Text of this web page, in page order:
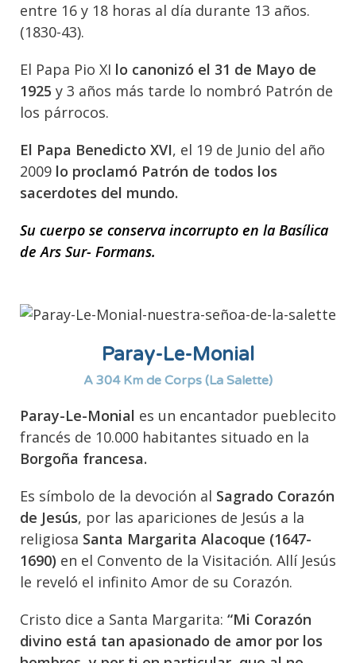
entre 16 y 18 horas al día durante 13 años.
(1830-43).
El Papa Pio XI lo canonizó el 31 de Mayo de
1925 y 3 años más tarde lo nombró Patrón de
los párrocos.
El Papa Benedicto XVI, el 19 de Junio del año
2009 lo proclamó Patrón de todos los
sacerdotes del mundo.
Su cuerpo se conserva incorrupto en la Basílica
de Ars Sur- Formans.
Paray-Le-Monial
A 304 Km de Corps (La Salette)
Paray-Le-Monial es un encantador pueblecito
francés de 10.000 habitantes situado en la
Borgoña francesa.
Es símbolo de la devoción al Sagrado Corazón
de Jesús, por las apariciones de Jesús a la
religiosa Santa Margarita Alacoque (1647-
1690) en el Convento de la Visitación. Allí Jesús
le reveló el infinito Amor de su Corazón.
Cristo dice a Santa Margarita: “Mi Corazón
divino está tan apasionado de amor por los